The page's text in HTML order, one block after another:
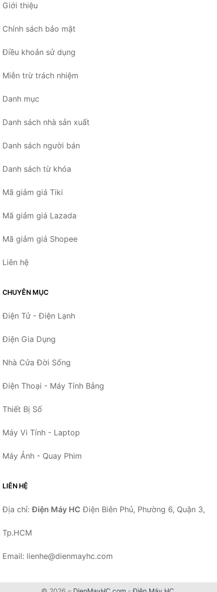
Giới thiệu
Chính sách bảo mật
Điều khoản sử dụng
Miễn trừ trách nhiệm
Danh mục
Danh sách nhà sản xuất
Danh sách người bán
Danh sách từ khóa
Mã giảm giá Tiki
Mã giảm giá Lazada
Mã giảm giá Shopee
Liên hệ
CHUYÊN MỤC
Điện Tử - Điện Lạnh
Điện Gia Dụng
Nhà Cửa Đời Sống
Điện Thoại - Máy Tính Bảng
Thiết Bị Số
Máy Vi Tính - Laptop
Máy Ảnh - Quay Phim
LIÊN HỆ
Địa chỉ:Điện Máy HC Điện Biên Phủ, Phường 6, Quận 3,
Tp.HCM
Email: lienhe@dienmayhc.com